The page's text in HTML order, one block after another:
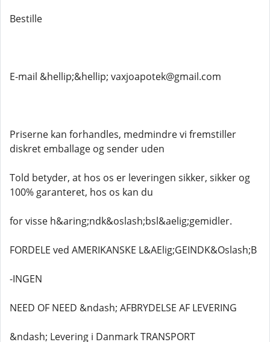
Bestille
E-mail &hellip;&hellip; vaxjoapotek@gmail.com
Priserne kan forhandles, medmindre vi fremstiller
diskret emballage og sender uden
Told betyder, at hos os er leveringen sikker, sikker og
100% garanteret, hos os kan du
for visse h&aring;ndk&oslash;bsl&aelig;gemidler.
FORDELE ved AMERIKANSKE L&AElig;GEINDK&Oslash;B
-INGEN
NEED OF NEED &ndash; AFBRYDELSE AF LEVERING
&ndash; Levering i Danmark TRANSPORT